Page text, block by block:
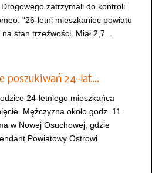
zatrzymali do kontroli
"26-letni mieszkaniec powiatu
stan trzeźwości. Miał 2,7...
poszukiwań 24-lat…
24-letniego mieszkańca
Mężczyzna około godz. 11
w Nowej Osuchowej, gdzie
Powiatowy Ostrowi